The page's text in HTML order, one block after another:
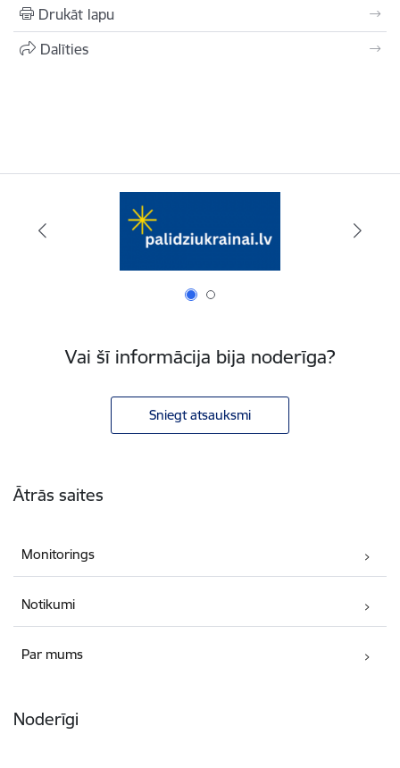
Drukāt lapu
Dalīties
Vai šī informācija bija noderīga?
Sniegt atsauksmi
Ātrās saites
Monitorings
Notikumi
Par mums
Noderīgi